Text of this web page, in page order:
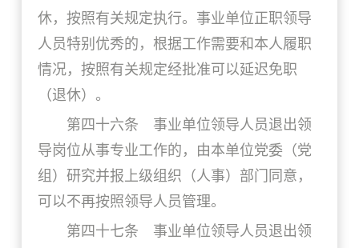
休，按照有关规定执行。事业单位正职领导
人员特别优秀的，根据工作需要和本人履职
情况，按照有关规定经批准可以延迟免职
（退休）。
第四十六条 事业单位领导人员退出领
导岗位从事专业工作的，由本单位党委（党
组）研究并报上级组织（人事）部门同意，
可以不再按照领导人员管理。
第四十七条 事业单位领导人员退出领